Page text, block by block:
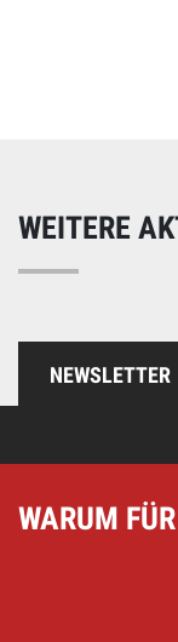
WEITERE
NEWSLETTER
WARUM